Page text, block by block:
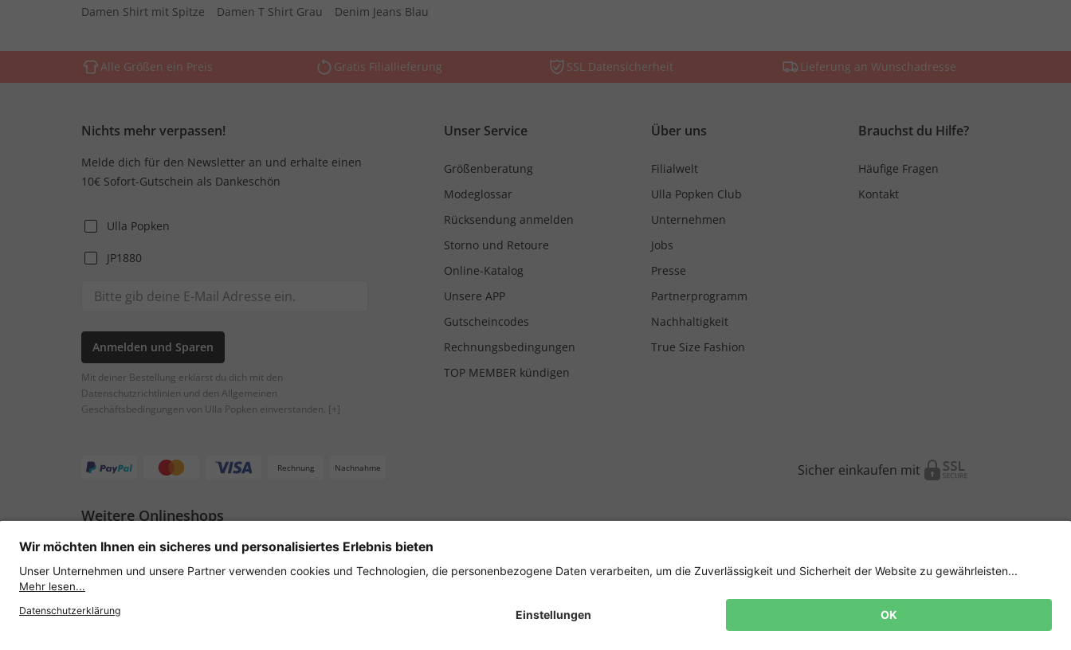
Damen Shirt mit Spitze
Damen T Shirt Grau Denim Jeans Blau
Alle Größen ein Preis Gratis Filiallieferung SSL Datensicherheit Lieferung an Wunschadresse
Nichts mehr verpassen!
Melde dich für den Newsletter an und erhalte einen
10€ Sofort-Gutschein als Dankeschön
Ulla Popken
JP1880
Anmelden und Sparen
Mit deiner Bestellung erklärst du dich mit den
Datenschutzrichtlinien und den Allgemeinen
Geschäftsbedingungen von Ulla Popken einverstanden. [+]
Unser Service
Größenberatung
Modeglossar
Rücksendung anmelden
Storno und Retoure
Online-Katalog
Unsere APP
Gutscheincodes
Rechnungsbedingungen
TOP MEMBER kündigen
Über uns
Filialwelt
Ulla Popken Club
Unternehmen
Jobs
Presse
Partnerprogramm
Nachhaltigkeit
True Size Fashion
Brauchst du Hilfe?
Häufige Fragen
Kontakt
Rechnung Nachnahme Sicher einkaufen mit
Weitere Onlineshops
Österreich